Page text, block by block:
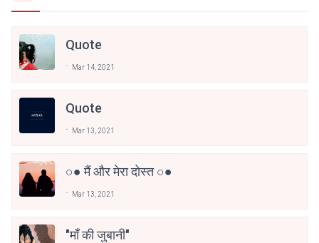
Quote
Mar 14, 2021
Quote
Mar 13, 2021
○● मैं और मेरा दोस्त ○●
Mar 13, 2021
"माँ की जुबानी"